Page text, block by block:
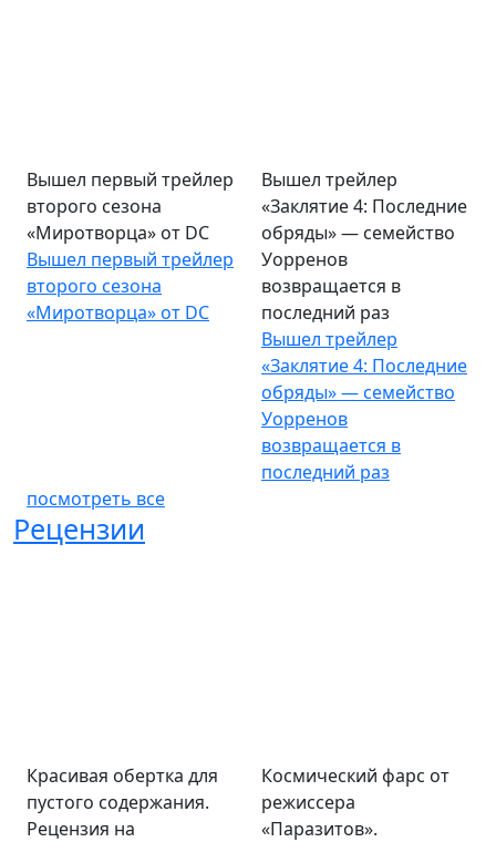
Вышел первый трейлер
второго сезона
«Миротворца» от DC
Вышел первый трейлер
второго сезона
«Миротворца» от DC
Вышел трейлер
«Заклятие 4: Последние
обряды» — семейство
Уорренов
возвращается в
последний раз
Вышел трейлер
«Заклятие 4: Последние
обряды» — семейство
Уорренов
возвращается в
последний раз
посмотреть все
Рецензии
Красивая обертка для
пустого содержания.
Рецензия на
Космический фарс от
режиссера
«Паразитов».